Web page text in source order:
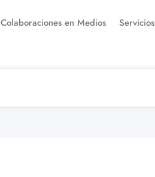
Colaboraciones en Medios Servicios